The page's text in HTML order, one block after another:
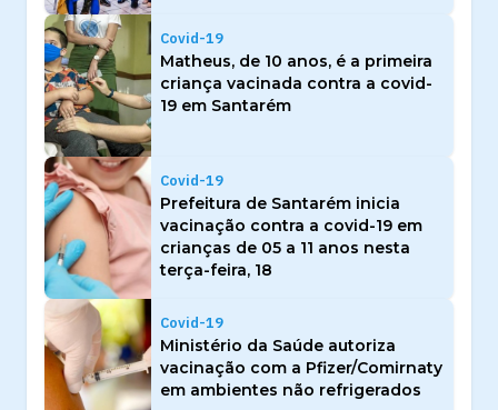
Covid-19
Matheus, de 10 anos, é a primeira
criança vacinada contra a covid-
19 em Santarém
Covid-19
Prefeitura de Santarém inicia
vacinação contra a covid-19 em
crianças de 05 a 11 anos nesta
terça-feira, 18
Covid-19
Ministério da Saúde autoriza
vacinação com a Pfizer/Comirnaty
em ambientes não refrigerados